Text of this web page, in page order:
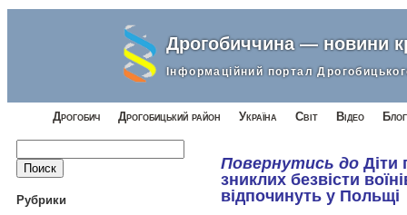
Дрогобиччина — новини
Інформаційний портал
Дрогобич Дрогобицький район Україна Світ Відео
Найти:
Рубрики
Повернутись до Діти
зниклих безвісти
відпочинуть у Польщі